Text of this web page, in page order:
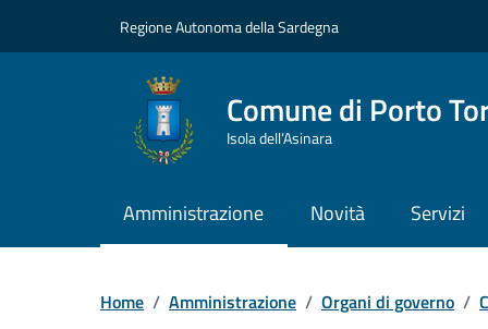
Regione Autonoma della Sardegna
Comune di Porto
Isola dell’Asinara
Amministrazione Novità Servizi
Home / Amministrazione / Organi di governo /